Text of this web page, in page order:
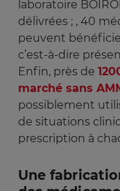
laboratoire
délivrées ; , 40
peuvent
c’est-à-dire
Enfin, près de
marché sans
possiblement
de situations
prescription à
Une